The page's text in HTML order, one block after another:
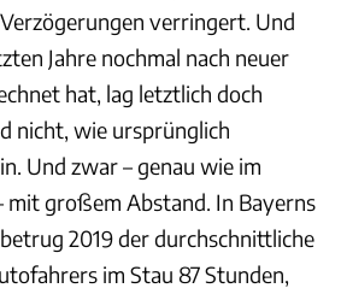
verringert. Und
Jahre nochmal nach neuer
hat, lag letztlich doch
nicht, wie ursprünglich
Und zwar – genau wie im
mit großem Abstand. In Bayerns
2019 der durchschnittliche
im Stau 87 Stunden,